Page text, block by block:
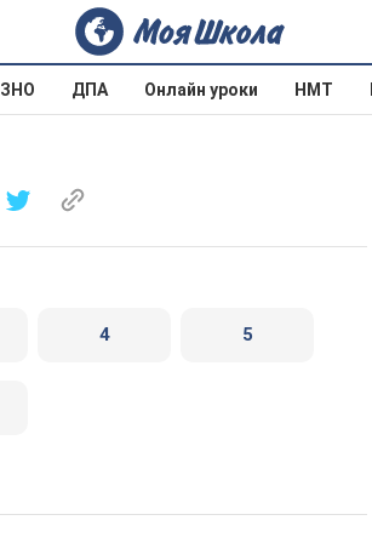
ЗНО ДПА Онлайн уроки НМТ
4 5